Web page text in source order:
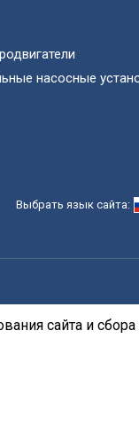
Выбрать язык сайта:
насосные
сайта и сбора